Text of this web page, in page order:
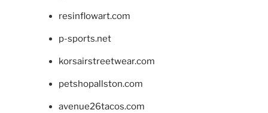
resinflowart.com
p-sports.net
korsairstreetwear.com
petshopallston.com
avenue26tacos.com